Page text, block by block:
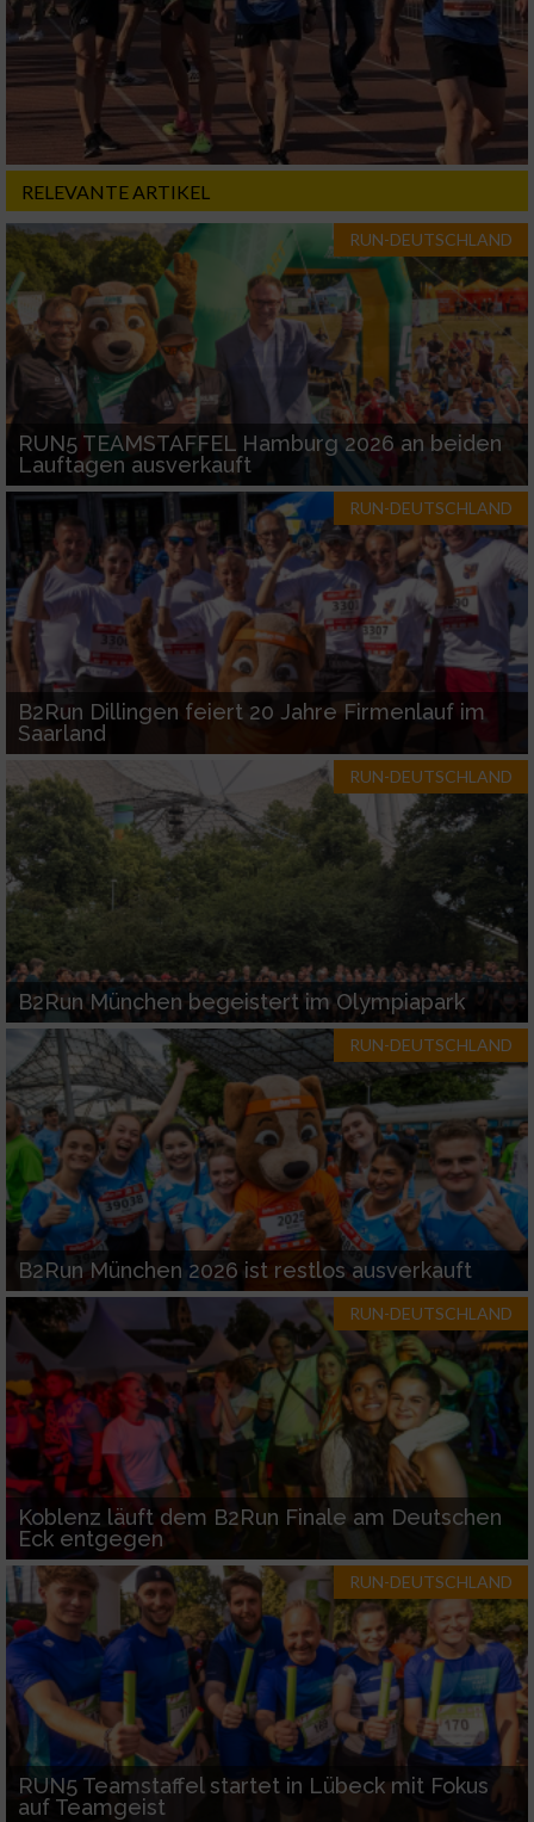
RELEVANTE ARTIKEL
RUN-DEUTSCHLAND
RUN5 TEAMSTAFFEL Hamburg 2026 an beiden
Lauftagen ausverkauft
RUN-DEUTSCHLAND
B2Run Dillingen feiert 20 Jahre Firmenlauf im
Saarland
RUN-DEUTSCHLAND
B2Run München begeistert im Olympiapark
RUN-DEUTSCHLAND
B2Run München 2026 ist restlos ausverkauft
RUN-DEUTSCHLAND
Koblenz läuft dem B2Run Finale am Deutschen
Eck entgegen
RUN-DEUTSCHLAND
RUN5 Teamstaffel startet in Lübeck mit Fokus
auf Teamgeist
Nicht-IAB-Verarbeitungszwecke:
Notwendig
Performance
Funktional
Werbung